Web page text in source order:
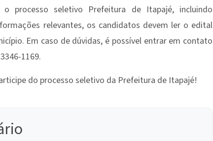
processo seletivo Prefeitura de Itapajé, incluindo
relevantes, os candidatos devem ler o edital
Em caso de dúvidas, é possível entrar em contato
1169.
do processo seletivo da Prefeitura de Itapajé!